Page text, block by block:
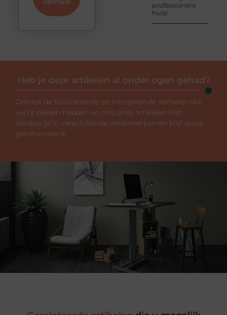
professionele
hulp
Heb je deze artikelen al onder ogen gehad?
Ontdek de fascinerende en intrigerende verhalen die
wij te bieden hebben en mis onze artikelen niet.
Verdiep je in verschillende onderwerpen en blijf goed
geïnformeerd!